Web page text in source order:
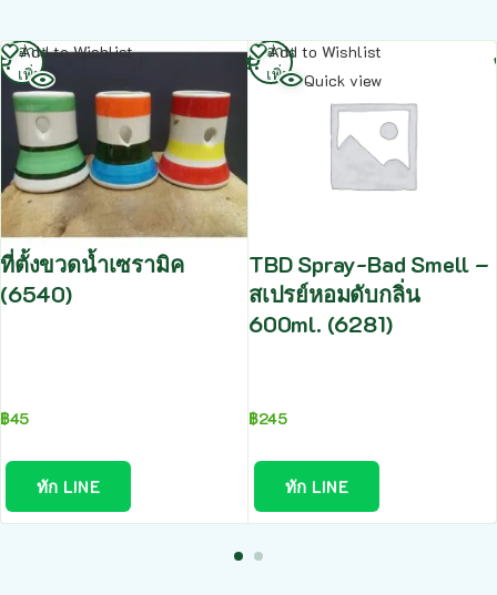
Add to Wishlist
ที่ตั้งขวดน้ำเซรามิค
(6540)
฿45
ทัก LINE
อ่าน
เพิ่ม
Add to Wishlist
Quick view
TBD Spray-Bad Smell –
สเปรย์หอมดับกลิ่น
600ml. (6281)
฿245
ทัก LINE
อ่าน
เพิ่ม